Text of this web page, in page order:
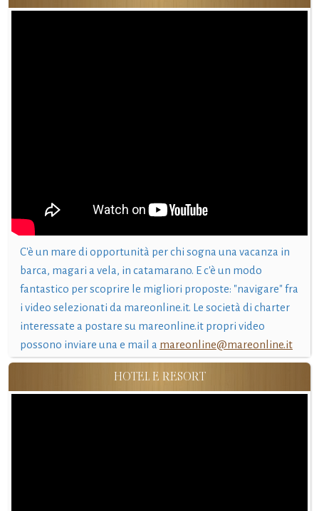
C'è un mare di opportunità per chi sogna una vacanza in
barca, magari a vela, in catamarano. E c'è un modo
fantastico per scoprire le migliori proposte: "navigare" fra
i video selezionati da mareonline.it. Le società di charter
interessate a postare su mareonline.it propri video
possono inviare una e mail a mareonline@mareonline.it
HOTEL E RESORT